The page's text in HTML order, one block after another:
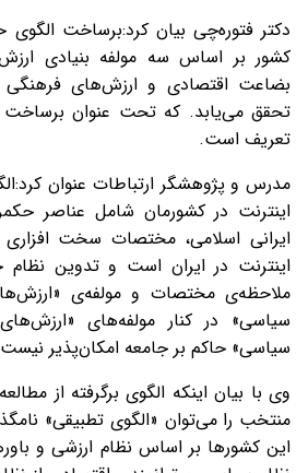
دکتر فتوره‌چی بیان کرد:برساخت الگوی
کشور بر اساس سه مولفه بنیادی
بضاعت اقتصادی و ارزش‌های
تحقق می‌یابد. که تحت عنوان برساخت
تعریف است.
مدرس و پژوهشگر ارتباطات عنوان
اینترنت در کشورمان شامل عناصر
ایرانی اسلامی، مختصات سخت افزاری
اینترنت در ایران است و تدوین نظام
ملاحظه‌ی مختصات و مولفه‌ی
سیاسی» در کنار مولفه‌های
سیاسی» حاکم بر جامعه امکان‌پذیر
وی با بیان اینکه الگوی برگرفته از
منتخب را می‌توان «الگوی تطبیقی»
این کشورها بر اساس نظام ارزشی و